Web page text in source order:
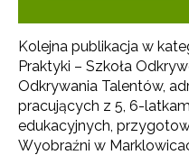
Kolejna publikacja w
Praktyki – Szkoła
Odkrywania Talentów,
pracujących z 5, 6-
edukacyjnych,
Wyobraźni w